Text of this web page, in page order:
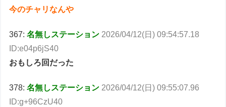
今のチャリなんや
367:名無しステーション 2026/04/12(日) 09:54:57.18
ID:e04p6jS40
おもしろ回だった
378:名無しステーション 2026/04/12(日) 09:55:07.96
ID:g+96CzU40